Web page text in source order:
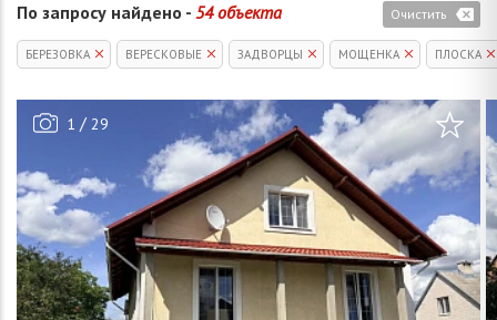
По запросу найдено - 54 объекта Очистить
БЕРЕЗОВКА ВЕРЕСКОВЫЕ ЗАДВОРЦЫ МОЩЕНКА ПЛОСКА
1 / 29